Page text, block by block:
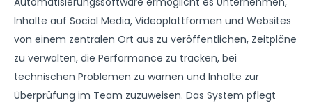
Inhalte auf Social Media, Videoplattformen und Websites
von einem zentralen Ort aus zu veröffentlichen, Zeitpläne
zu verwalten, die Performance zu tracken, bei
technischen Problemen zu warnen und Inhalte zur
Überprüfung im Team zuzuweisen. Das System pflegt